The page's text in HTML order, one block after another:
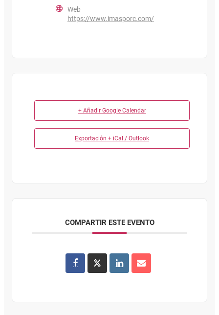
Web
https://www.imasporc.com/
+ Añadir Google Calendar
Exportación + iCal / Outlook
COMPARTIR ESTE EVENTO